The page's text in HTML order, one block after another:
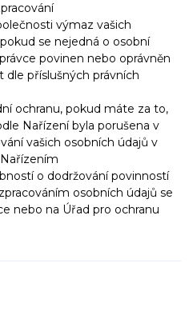
výmaz vašich
se nejedná o osobní
povinen nebo oprávněn
dle příslušných právních
ochranu, pokud máte za to,
Nařízení byla porušena v
vašich osobních údajů v
o dodržování povinností
osobních údajů se
nebo na Úřad pro ochranu